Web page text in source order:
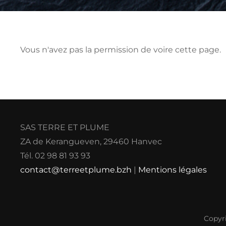
Vous n'avez pas la permission de voire cette page.
SAS TERRE ET PLUME
ZA de Kerangueven, 29460 Hanvec
Tél. 02 98 81 93 93
contact@terreetplume.bzh | Mentions légales